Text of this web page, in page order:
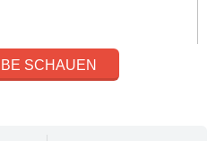
SCHAUEN